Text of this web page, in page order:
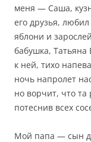
меня — Саша,
его друзья,
яблони и
бабушка, Татьяна
к ней, тихо
ночь напролет
но ворчит, что та
потеснив всех
Мой папа — сын